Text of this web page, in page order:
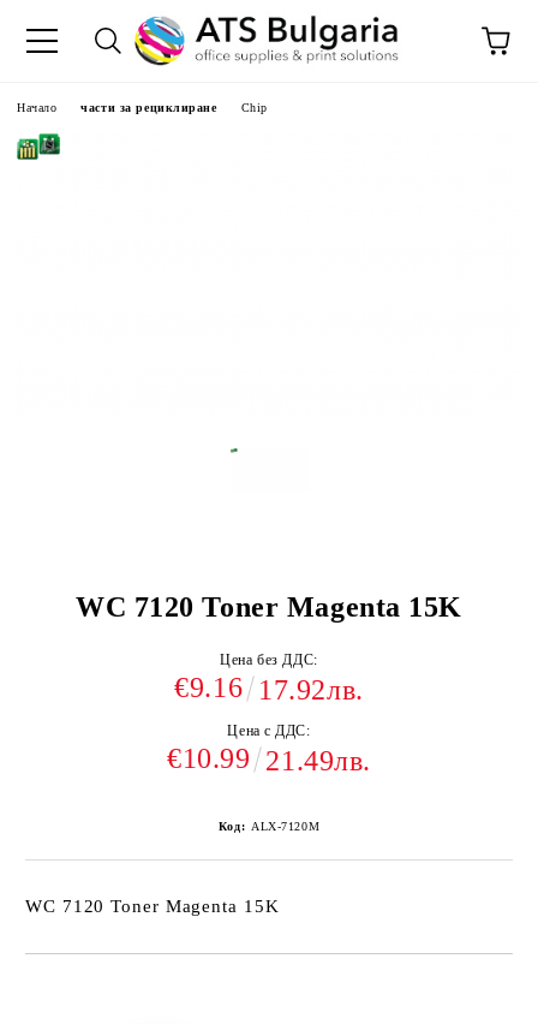
Начало части за рециклиране Chip
WC 7120 Toner Magenta 15K
Цена без ДДС:
€9.16 17.92лв.
Цена с ДДС:
€10.99 21.49лв.
Код: ALX-7120M
WC 7120 Toner Magenta 15K